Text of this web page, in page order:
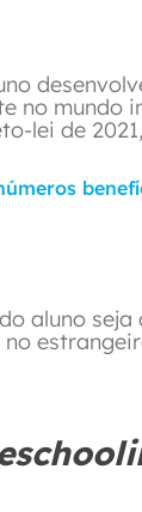
no mundo
lei de
aluno